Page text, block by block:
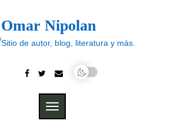
Omar Nipolan
Sitio de autor, blog, literatura y más.
TOGGLE
NAVIGATION